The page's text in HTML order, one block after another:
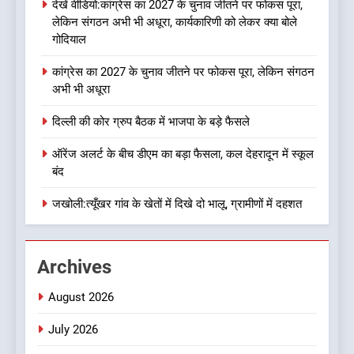
रफ्तार
8
सर्जन्स ऑफ इंडिया के निदेशक
देखें वीडियो:कांग्रेस का 2027 के
संगठन अभी भी अधूरा, कार्यकारिणी
उत्तराखण्ड
देखें वीडियो:कांग्रेस का 2027 के चुनाव जीतने पर फोकस पूरा,
लेकिन संगठन अभी भी अधूरा, कार्यकारिणी को लेकर क्या बोले
गोदियाल
कांग्रेस का 2027 के चुनाव जीतने पर फोकस पूरा, लेकिन संगठन
अभी भी अधूरा
दिल्ली की कोर ग्रुप बैठक में भाजपा के बड़े फैसले
ऑरेंज अलर्ट के बीच डीएम का बड़ा फैसला, कल देहरादून में स्कूल
बंद
जखोली:त्यूँखर गांव के खेतों में दिखे दो भालू, ग्रामीणों में दहशत
Archives
August 2026
July 2026